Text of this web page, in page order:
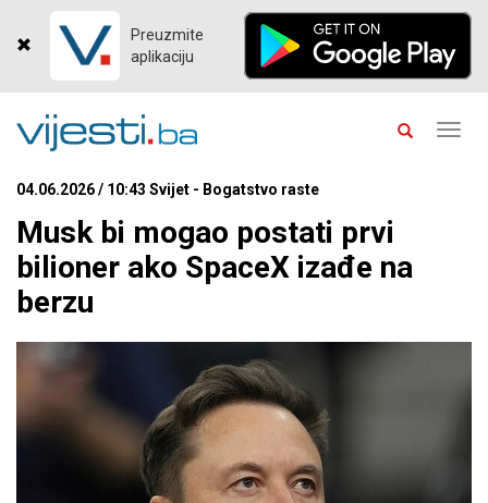
Preuzmite
aplikaciju
04.06.2026 / 10:43 Svijet - Bogatstvo raste
Musk bi mogao postati prvi
bilioner ako SpaceX izađe na
berzu